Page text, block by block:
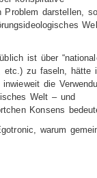
darstellen,
ist über
etc.) zu faseln, hätte
die
Welt – und
Konsens
warum